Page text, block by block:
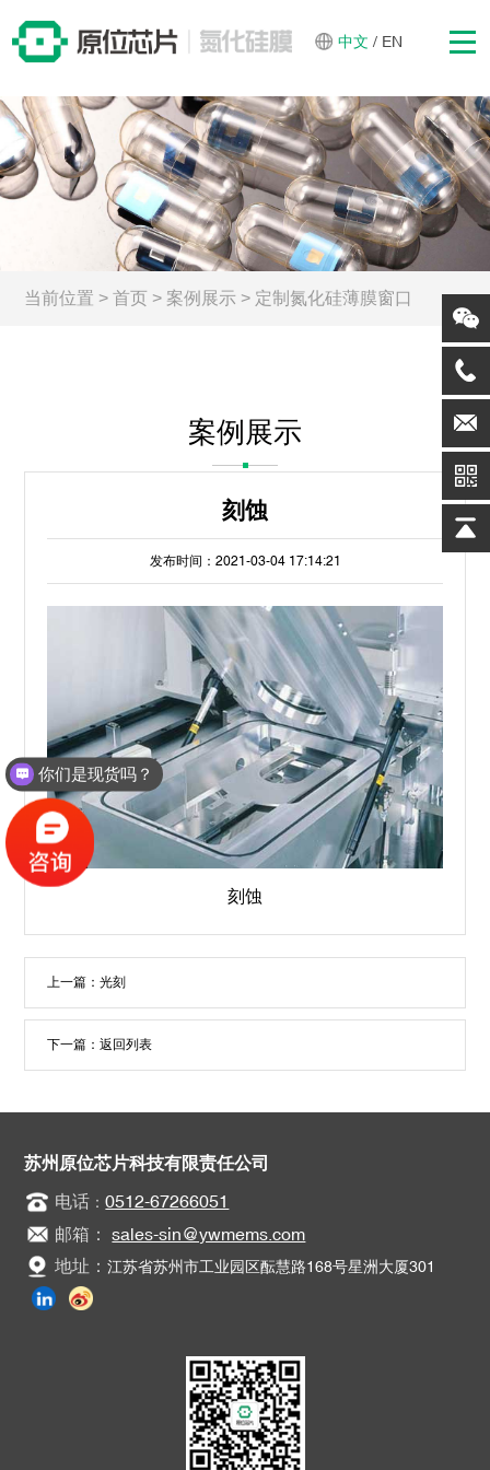
中文 / EN
当前位置 >首页 > 案例展示 > 定制氮化硅薄膜窗口
案例展示
刻蚀
发布时间：2021-03-04 17:14:21
刻蚀
上一篇：光刻
下一篇：返回列表
苏州原位芯片科技有限责任公司
电话 ：0512-67266051
邮箱：
sales-sin@ywmems.com
地址：江苏省苏州市工业园区酝慧路168号星洲大厦301
你们是现货吗？